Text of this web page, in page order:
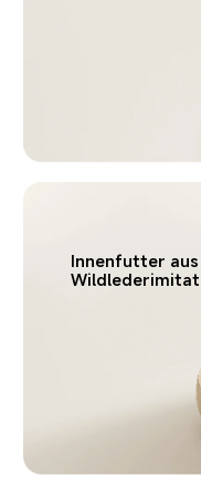
Innenfutter aus
Wildlederimitat